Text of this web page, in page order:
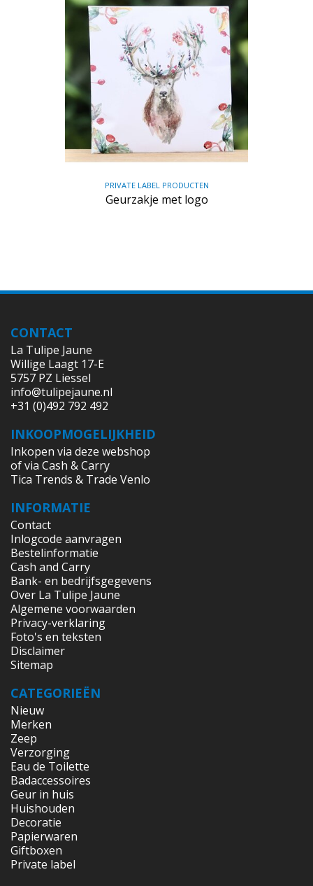
PRIVATE LABEL PRODUCTEN
Geurzakje met logo
CONTACT
La Tulipe Jaune
Willige Laagt 17-E
5757 PZ Liessel
info@tulipejaune.nl
+31 (0)492 792 492
INKOOPMOGELIJKHEID
Inkopen via deze webshop
of via Cash & Carry
Tica Trends & Trade Venlo
INFORMATIE
Contact
Inlogcode aanvragen
Bestelinformatie
Cash and Carry
Bank- en bedrijfsgegevens
Over La Tulipe Jaune
Algemene voorwaarden
Privacy-verklaring
Foto's en teksten
Disclaimer
Sitemap
CATEGORIEËN
Nieuw
Merken
Zeep
Verzorging
Eau de Toilette
Badaccessoires
Geur in huis
Huishouden
Decoratie
Papierwaren
Giftboxen
Private label